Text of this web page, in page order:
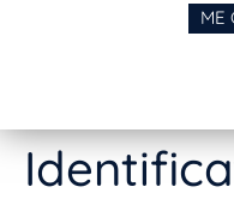
ME